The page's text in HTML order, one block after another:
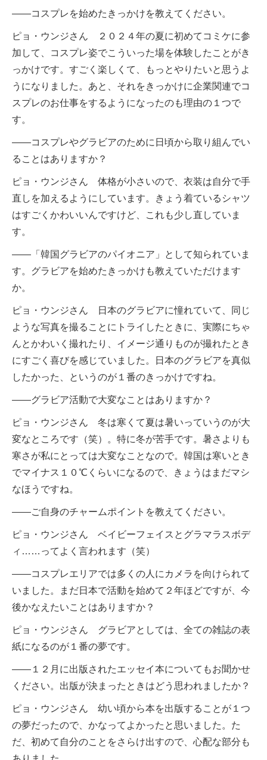
――コスプレを始めたきっかけを教えてください。
ピョ・ウンジさん ２０２４年の夏に初めてコミケに参
加して、コスプレ姿でこういった場を体験したことがき
っかけです。すごく楽しくて、もっとやりたいと思うよ
うになりました。あと、それをきっかけに企業関連でコ
スプレのお仕事をするようになったのも理由の１つで
す。
――コスプレやグラビアのために日頃から取り組んでい
ることはありますか？
ピョ・ウンジさん 体格が小さいので、衣装は自分で手
直しを加えるようにしています。きょう着ているシャツ
はすごくかわいいんですけど、これも少し直していま
す。
――「韓国グラビアのパイオニア」として知られていま
す。グラビアを始めたきっかけも教えていただけます
か。
ピョ・ウンジさん 日本のグラビアに憧れていて、同じ
ような写真を撮ることにトライしたときに、実際にちゃ
んとかわいく撮れたり、イメージ通りものが撮れたとき
にすごく喜びを感じていました。日本のグラビアを真似
したかった、というのが１番のきっかけですね。
――グラビア活動で大変なことはありますか？
ピョ・ウンジさん 冬は寒くて夏は暑いっていうのが大
変なところです（笑）。特に冬が苦手です。暑さよりも
寒さが私にとっては大変なことなので。韓国は寒いとき
でマイナス１０℃くらいになるので、きょうはまだマシ
なほうですね。
――ご自身のチャームポイントを教えてください。
ピョ・ウンジさん ベイビーフェイスとグラマラスボデ
ィ……ってよく言われます（笑）
――コスプレエリアでは多くの人にカメラを向けられて
いました。まだ日本で活動を始めて２年ほどですが、今
後かなえたいことはありますか？
ピョ・ウンジさん グラビアとしては、全ての雑誌の表
紙になるのが１番の夢です。
――１２月に出版されたエッセイ本についてもお聞かせ
ください。出版が決まったときはどう思われましたか？
ピョ・ウンジさん 幼い頃から本を出版することが１つ
の夢だったので、かなってよかったと思いました。た
だ、初めて自分のことをさらけ出すので、心配な部分も